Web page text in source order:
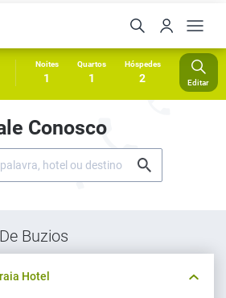
Noites
1
Quartos
1
Hóspedes
2 Editar
Conosco
Buzios
Hotel